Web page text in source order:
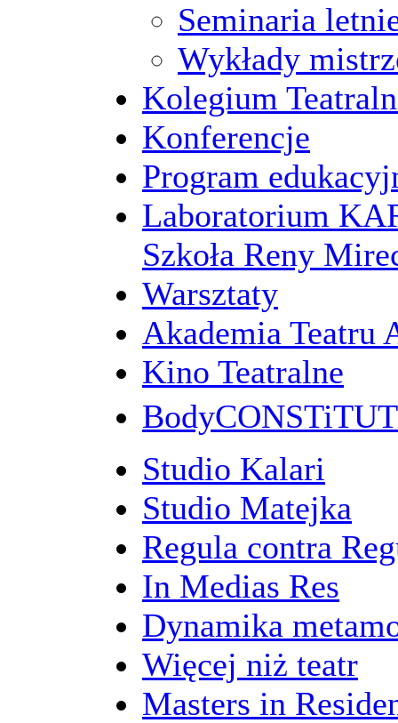
Seminaria
Wykłady
Kolegium
Konferencje
Program
Laboratorium
Szkoła Reny
Warsztaty
Akademia Teatru
Kino Teatralne
Studio Kalari
Studio Matejka
Regula contra
In Medias Res
Dynamika
Więcej niż teatr
Masters in